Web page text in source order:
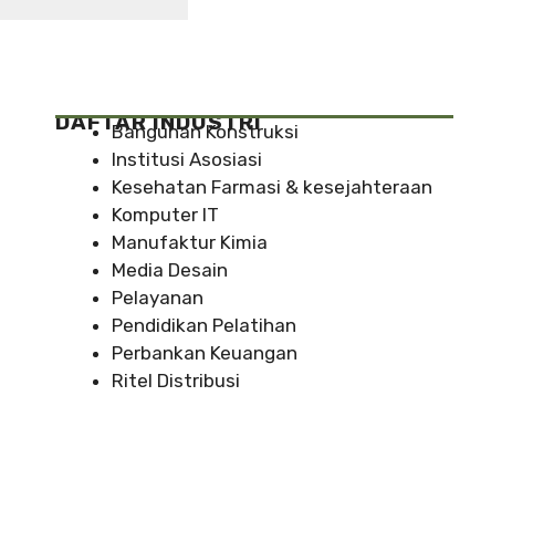
DAFTAR INDUSTRI
Bangunan Konstruksi
Institusi Asosiasi
Kesehatan Farmasi & kesejahteraan
Komputer IT
Manufaktur Kimia
Media Desain
Pelayanan
Pendidikan Pelatihan
Perbankan Keuangan
Ritel Distribusi